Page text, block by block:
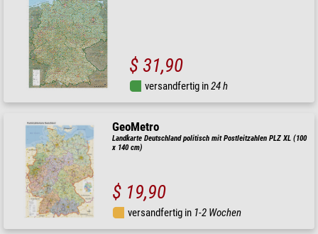
$ 31,90
versandfertig in24 h
GeoMetro
Landkarte Deutschland politisch mit Postleitzahlen PLZ XL (100
x 140 cm)
$ 19,90
versandfertig in 1-2 Wochen